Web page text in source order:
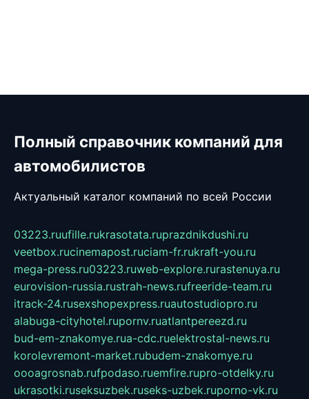
Полный справочник компаний для
автомобилистов
Актуальный каталог компаний по всей России
03223.ruufille.rukrasotata.ruprazdnikdushi.ru
veetbox.rucinemapost.ruciam-fr.rukraft-you.ru
mega-press.ru03223.ruweb-explore.rurastenuya.ru
eurovision-russia.rustrah-news.rufreeride-team.ru
itrack-24.rusexshopexpress.ruautostudiopro.ru
alabuga-cityhotel.rupornv.ruatlantpereezd.ru
bud-em-znakomye.rua-cdc.ruelektrostal-news.ru
korolevremont-market.rubudem-znakomye.ru
oooagrosnab.rufpodaso.ruemfire.rupro-otdelky.ru
ukrasotki.ruseksuzbek.ruseks-uzbek.ruporno-vk.ru